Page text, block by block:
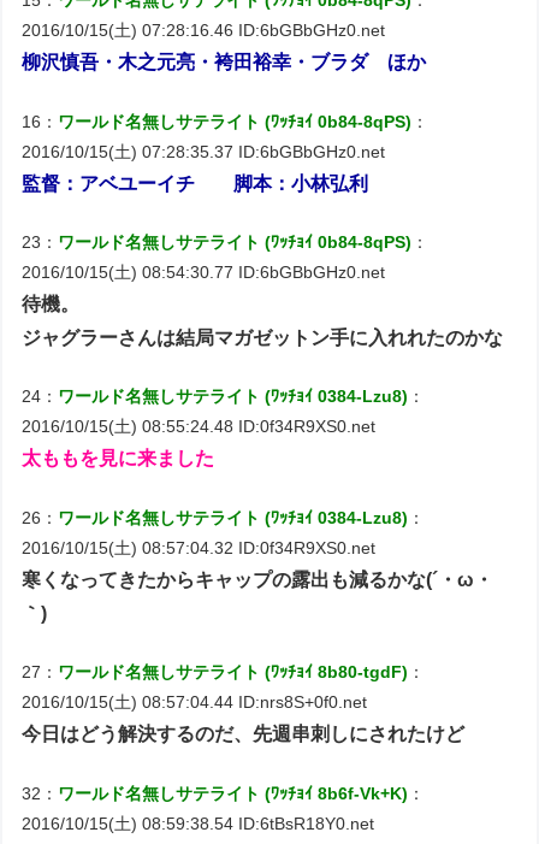
2016/10/15(土) 07:28:16.46 ID:6bGBbGHz0.net
柳沢慎吾・木之元亮・袴田裕幸・ブラダ ほか
16： ワールド名無しサテライト (ﾜｯﾁｮｲ 0b84-8qPS) ：
2016/10/15(土) 07:28:35.37 ID:6bGBbGHz0.net
監督：アベユーイチ 脚本：小林弘利
23： ワールド名無しサテライト (ﾜｯﾁｮｲ 0b84-8qPS) ：
2016/10/15(土) 08:54:30.77 ID:6bGBbGHz0.net
待機。
ジャグラーさんは結局マガゼットン手に入れれたのかな
24： ワールド名無しサテライト (ﾜｯﾁｮｲ 0384-Lzu8) ：
2016/10/15(土) 08:55:24.48 ID:0f34R9XS0.net
太ももを見に来ました
26： ワールド名無しサテライト (ﾜｯﾁｮｲ 0384-Lzu8) ：
2016/10/15(土) 08:57:04.32 ID:0f34R9XS0.net
寒くなってきたからキャップの露出も減るかな(´・ω・
｀)
27： ワールド名無しサテライト (ﾜｯﾁｮｲ 8b80-tgdF) ：
2016/10/15(土) 08:57:04.44 ID:nrs8S+0f0.net
今日はどう解決するのだ、先週串刺しにされたけど
32： ワールド名無しサテライト (ﾜｯﾁｮｲ 8b6f-Vk+K) ：
2016/10/15(土) 08:59:38.54 ID:6tBsR18Y0.net